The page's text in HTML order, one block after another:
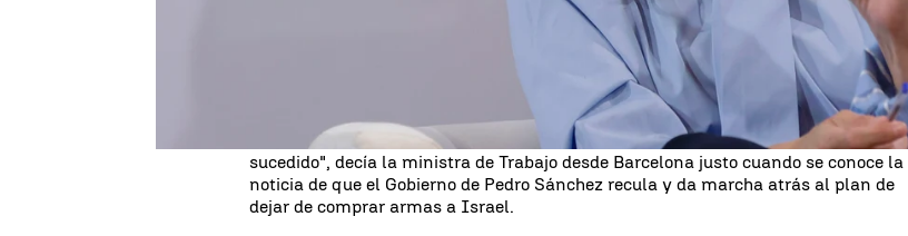
Civil a una empresa israelí cuando existe un "genocidio en directo del pueblo
palestino" y solicita la comparecencia del ministro Fernando Grande-Marlaska
para dar explicaciones sobre este cambio de opinión.
es una vulneración flagrante de los acuerdos-en el seno
del Gobierno- y por tanto exigimos la rectificación inmediata de ese contrato, y en
segundo lugar, la comparecencia inmediata del ministro para explicar lo que ha
sucedido", decía la ministra de Trabajo desde Barcelona justo cuando se conoce la
noticia de que el Gobierno de Pedro Sánchez recula y da marcha atrás al plan de
dejar de comprar armas a Israel.